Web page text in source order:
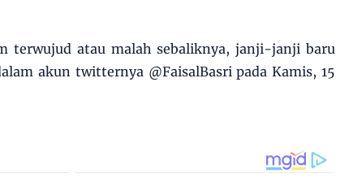
terwujud atau malah sebaliknya, janji-janji baru
akun twitternya @FaisalBasri pada Kamis, 15